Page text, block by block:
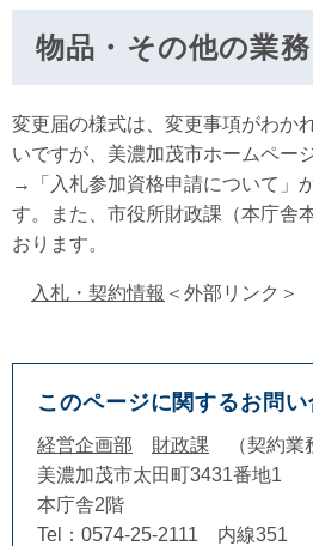
物品・その他の業務
変更届の様式は、変更事項がわか
いですが、美濃加茂市ホームペー
→「入札参加資格申請について」
す。また、市役所財政課（本庁舎
おります。
入札・契約情報 ＜外部リンク＞
このページに関するお問
経営企画部 財政課
契約業
美濃加茂市太田町3431番地1
本庁舎2階
Tel：0574-25-2111 内線351